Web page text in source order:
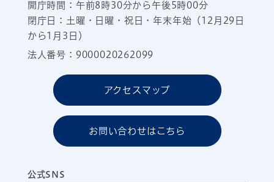
開庁時間：午前8時30分から午後5時00分
閉庁日：土曜・日曜・祝日・年末年始（12月29日
から1月3日）
法人番号：9000020262099
アクセスマップ
お問い合わせはこちら
公式SNS